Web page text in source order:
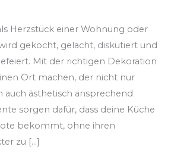
Herzstück einer Wohnung oder
gekocht, gelacht, diskutiert und
Mit der richtigen Dekoration
Ort machen, der nicht nur
auch ästhetisch ansprechend
sorgen dafür, dass deine Küche
bekommt, ohne ihren
zu […]